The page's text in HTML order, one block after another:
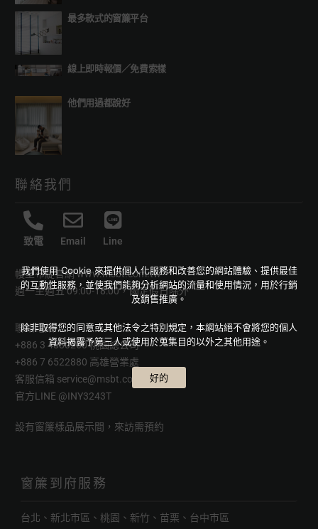
最多款式的窗簾平台
線上即時報價／免費索樣
他們用過都說好
聯絡我們
致電 Email Line
幔室布緹官網www.msbt.com.tw
週一至週五 09:00-18:00，國定假日除外
聯絡電話
+886 3 4880250 桃園總公司
+886 7 6522880 高雄營業處
客服信箱 service@msbt.com.tw
官方LINE @INY3243T
設有窗簾樣品展示間，來訪需預約
窗簾到府服務
台北、新北市區、桃園、新竹、苗栗、台中市區
我們使用 Cookie 來提供個人化服務和改善您的網站體驗、提供最佳
的互動性服務，並使我們能夠分析網站的流量和使用情況，用於行銷
及銷售推廣。
除非取得您的同意或其他法令之特別規定，本網站絕不會將您的個人
資料揭露予第三人或使用於蒐集目的以外之其他用途。
好的